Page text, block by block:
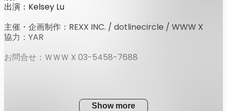
出演：Kelsey Lu
主催・企画制作：REXX INC. / dotlinecircle / WWW X
協力：YAR
お問合せ：ＷＷＷ X 03-5458-7688
Show more